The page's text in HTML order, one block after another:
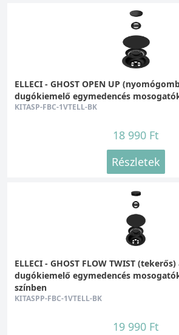
ELLECI - GHOST OPEN UP
dugókiemelő egymedencés
KITASP-FBC-1VTELL-BK
18 990 Ft
Részletek
ELLECI - GHOST FLOW TWIST
dugókiemelő egymedencés
színben
KITASPP-FBC-1VTELL-BK
19 990 Ft